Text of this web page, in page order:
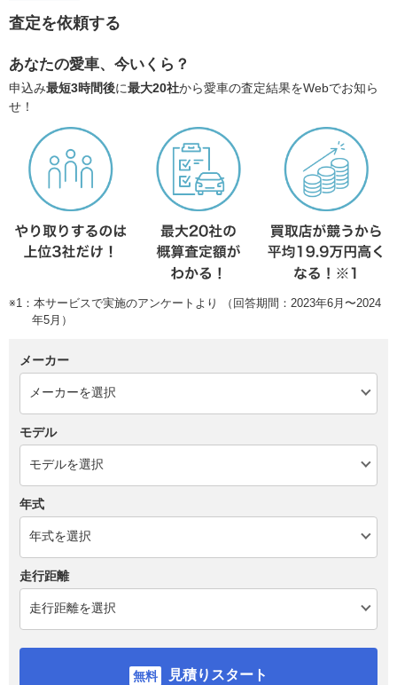
査定を依頼する
あなたの愛車、今いくら？
申込み最短3時間後に最大20社から愛車の査定結果をWebでお知ら
せ！
※1：本サービスで実施のアンケートより （回答期間：2023年6月〜2024
年5月）
メーカー
モデル
年式
走行距離
見積りスタート